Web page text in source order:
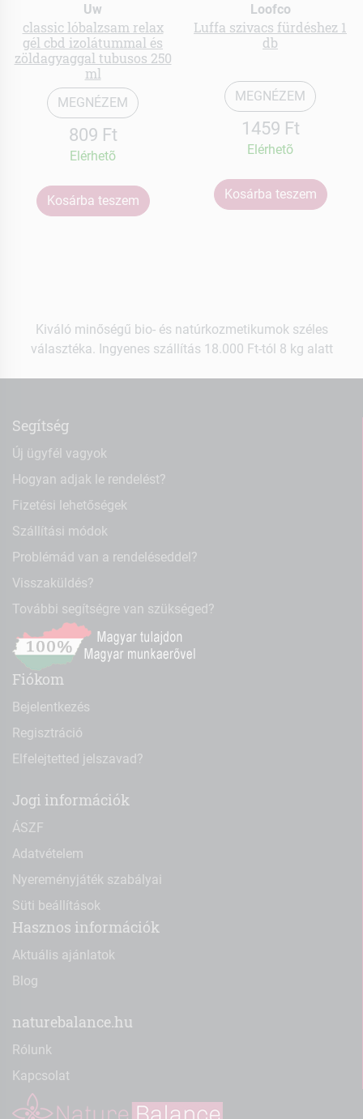
Uw
classic lóbalzsam relax
gél cbd izolátummal és
zöldagyaggal tubusos 250
ml
MEGNÉZEM
809 Ft
Elérhetõ
Kosárba teszem
Loofco
Luffa szivacs fürdéshez 1
db
MEGNÉZEM
1459 Ft
Elérhetõ
Kosárba teszem
Kiváló minőségű bio- és natúrkozmetikumok széles
választéka. Ingyenes szállítás 18.000 Ft-tól 8 kg alatt
Segítség
Új ügyfél vagyok
Hogyan adjak le rendelést?
Fizetési lehetőségek
Szállítási módok
Problémád van a rendeléseddel?
Visszaküldés?
További segítségre van szükséged?
Fiókom
Bejelentkezés
Regisztráció
Elfelejtetted jelszavad?
Jogi információk
ÁSZF
Adatvételem
Nyereményjáték szabályai
Süti beállítások
Hasznos információk
Aktuális ajánlatok
Blog
naturebalance.hu
Rólunk
Kapcsolat